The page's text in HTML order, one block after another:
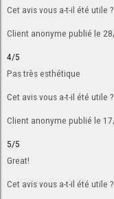
Cet avis vous a-t-il été utile ?
Client anonyme publié le
4/5
Pas très esthétique
Cet avis vous a-t-il été utile ?
Client anonyme publié le
5/5
Great!
Cet avis vous a-t-il été utile ?